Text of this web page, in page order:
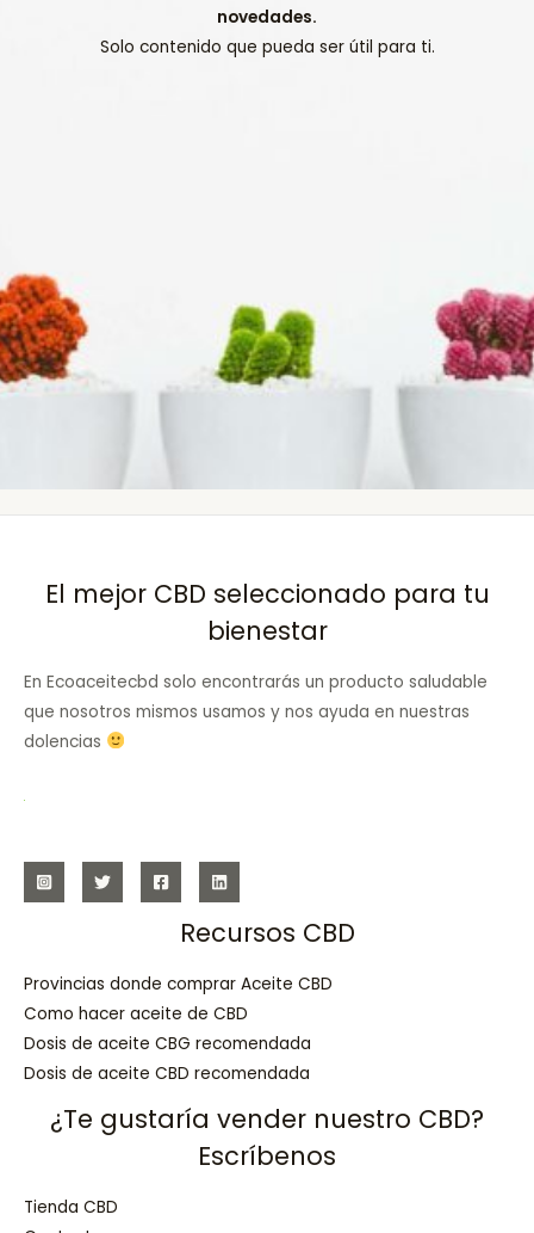
novedades.
Solo contenido que pueda ser útil para ti.
El mejor CBD seleccionado para tu
bienestar
En Ecoaceitecbd solo encontrarás un producto saludable
que nosotros mismos usamos y nos ayuda en nuestras
dolencias
Recursos CBD
Provincias donde comprar Aceite CBD
Como hacer aceite de CBD
Dosis de aceite CBG recomendada
Dosis de aceite CBD recomendada
¿Te gustaría vender nuestro CBD?
Escríbenos
Tienda CBD